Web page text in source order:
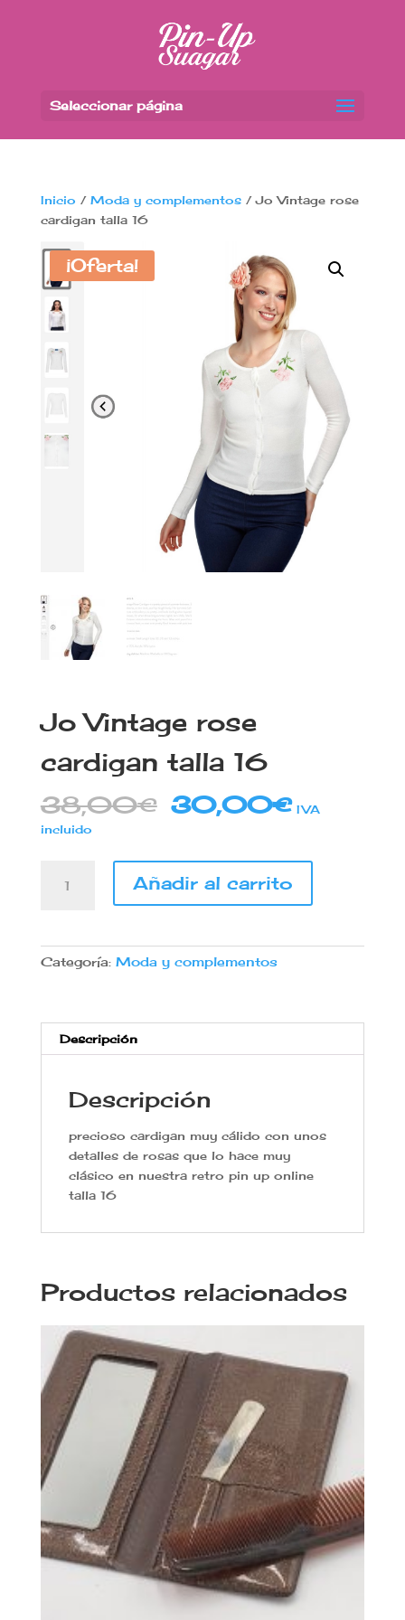
Seleccionar página
Inicio / Moda y complementos/ Jo Vintage rose
cardigan talla 16
¡Oferta!
Jo Vintage rose
cardigan talla 16
38,00€ El
precio
era:
38,00€.
30,00€El
precio
es:
IVA
incluido
Vintage
talla
16
Añadir al carrito
Categoría: Moda y complementos
Descripción
Descripción
precioso cardigan muy cálido con unos
detalles de rosas que lo hace muy
clásico en nuestra retro pin up online
talla 16
Productos relacionados